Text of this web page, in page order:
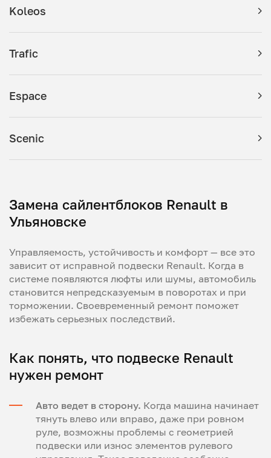
Koleos
Trafic
Espace
Scenic
Замена сайлентблоков Renault в
Ульяновске
Управляемость, устойчивость и комфорт — все это
зависит от исправной подвески Renault. Когда в
системе появляются люфты или шумы, автомобиль
становится непредсказуемым в поворотах и при
торможении. Своевременный ремонт поможет
избежать серьезных последствий.
Как понять, что подвеске Renault
нужен ремонт
Авто ведет в сторону. Когда машина начинает
тянуть влево или вправо, даже при ровном
руле, возможны проблемы с геометрией
подвески или износ элементов рулевого